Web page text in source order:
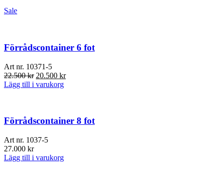
Sale
Förrådscontainer 6 fot
Art nr. 10371-5
22.500kr Det
ursprungliga
20.500 krDet
Lägg till i varukorg
Förrådscontainer 8 fot
Art nr. 1037-5
27.000 kr
Lägg till i varukorg